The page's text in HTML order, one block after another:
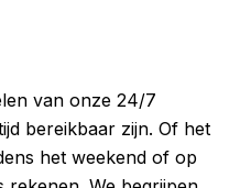
van onze 24/7
bereikbaar zijn. Of het
het weekend of op